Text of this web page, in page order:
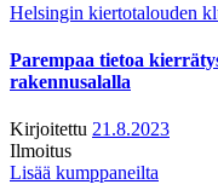
Helsingin kiertotalouden
Parempaa tietoa
rakennusalalla
Kirjoitettu 21.8.2023
Ilmoitus
Lisää kumppaneilta